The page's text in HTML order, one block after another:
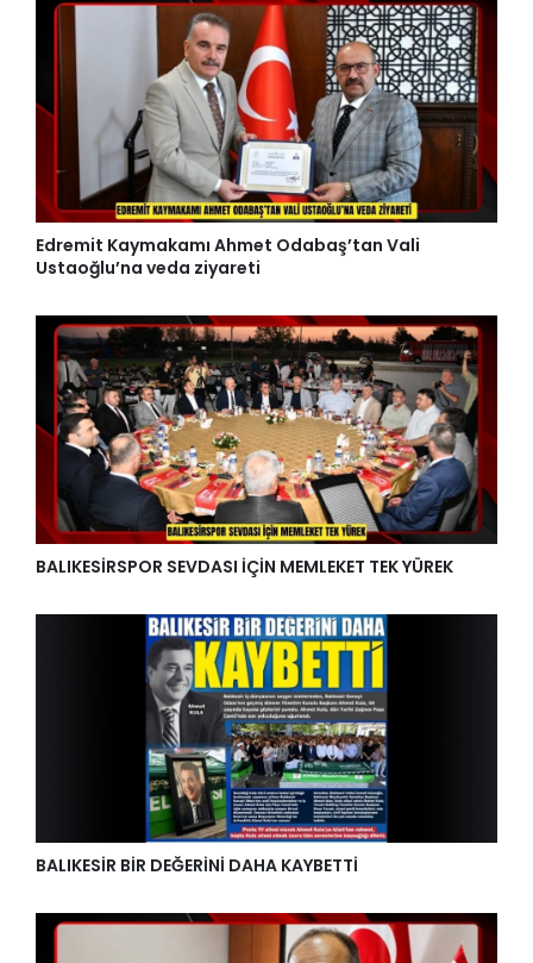
Edremit Kaymakamı Ahmet Odabaş’tan Vali
Ustaoğlu’na veda ziyareti
BALIKESİRSPOR SEVDASI İÇİN MEMLEKET TEK YÜREK
BALIKESİR BİR DEĞERİNİ DAHA KAYBETTİ